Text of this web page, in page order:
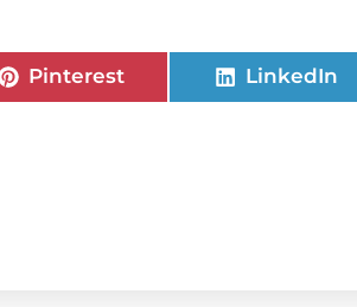
Pinterest LinkedIn